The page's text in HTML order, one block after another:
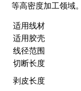
等高密度加工领域。
适用线材
适用胶壳
线径范围
切断长度
剥皮长度